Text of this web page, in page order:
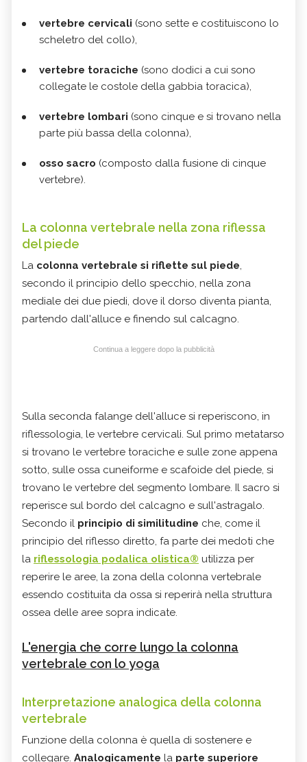
vertebre cervicali (sono sette e costituiscono lo
scheletro del collo),
vertebre toraciche (sono dodici a cui sono
collegate le costole della gabbia toracica),
vertebre lombari (sono cinque e si trovano nella
parte più bassa della colonna),
osso sacro (composto dalla fusione di cinque
vertebre).
La colonna vertebrale nella zona riflessa
del piede
La colonna vertebrale si riflette sul piede,
secondo il principio dello specchio, nella zona
mediale dei due piedi, dove il dorso diventa pianta,
partendo dall'alluce e finendo sul calcagno.
Continua a leggere dopo la pubblicità
Sulla seconda falange dell'alluce si reperiscono, in
riflessologia, le vertebre cervicali. Sul primo metatarso
si trovano le vertebre toraciche e sulle zone appena
sotto, sulle ossa cuneiforme e scafoide del piede, si
trovano le vertebre del segmento lombare. Il sacro si
reperisce sul bordo del calcagno e sull'astragalo.
Secondo il principio di similitudine che, come il
principio del riflesso diretto, fa parte dei medoti che
la riflessologia podalica olistica® utilizza per
reperire le aree, la zona della colonna vertebrale
essendo costituita da ossa si reperirà nella struttura
ossea delle aree sopra indicate.
L'energia che corre lungo la colonna
vertebrale con lo yoga
Interpretazione analogica della colonna
vertebrale
Funzione della colonna è quella di sostenere e
collegare. Analogicamente la parte superiore